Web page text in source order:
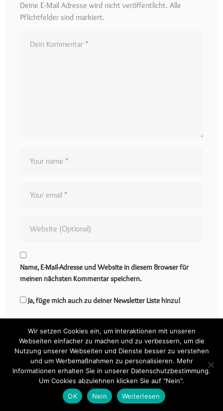
Deine E-Mail Adresse wird nicht veröffentlicht. Alle
Pflichtfelder sind markiert.
Name, E-Mail-Adresse und Website in diesem Browser für
meinen nächsten Kommentar speichern.
Ja, füge mich auch zu deiner Newsletter Liste hinzu!
Zupfbrot Tomate – Mozzarella
Wir setzen Cookies ein, um Interaktionen mit unseren
Webseiten einfacher zu machen und zu verbessern, um die
Nutzung unserer Webseiten und Dienste besser zu verstehen
und um Werbemaßnahmen zu personalisieren. Mehr
Informationen erhalten Sie in unserer Datenschutzbestimmung.
Um Cookies abzulehnen klicken Sie auf "Nein".
OK
Nein Weiterlesen